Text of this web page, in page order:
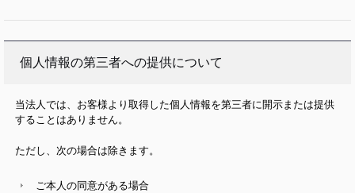
個人情報の第三者への提供について
当法人では、お客様より取得した個人情報を第三者に開示または提供
することはありません。
ただし、次の場合は除きます。
ご本人の同意がある場合